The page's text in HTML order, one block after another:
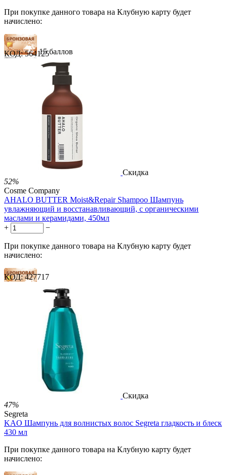
При покупке данного товара на Клубную карту будет
начислено:
15 баллов
22 балла
36 баллов
724.00 Р
за 1.00 мл
Нет в наличии
 
КОД: 564125
Скидка
52%
Cosme Company
AHALO BUTTER Moist&Repair Shampoo Шампунь
увлажняющий и восстанавливающий, с органическими
маслами и керамидами, 450мл
+
−
При покупке данного товара на Клубную карту будет
начислено:
22 балла
36 баллов
1 212.00
Р
за 1.00 мл

КОД: 427717
Скидка
47%
Segreta
KAO Шампунь для волнистых волос Segreta гладкость и блеск
430 мл
При покупке данного товара на Клубную карту будет
начислено: